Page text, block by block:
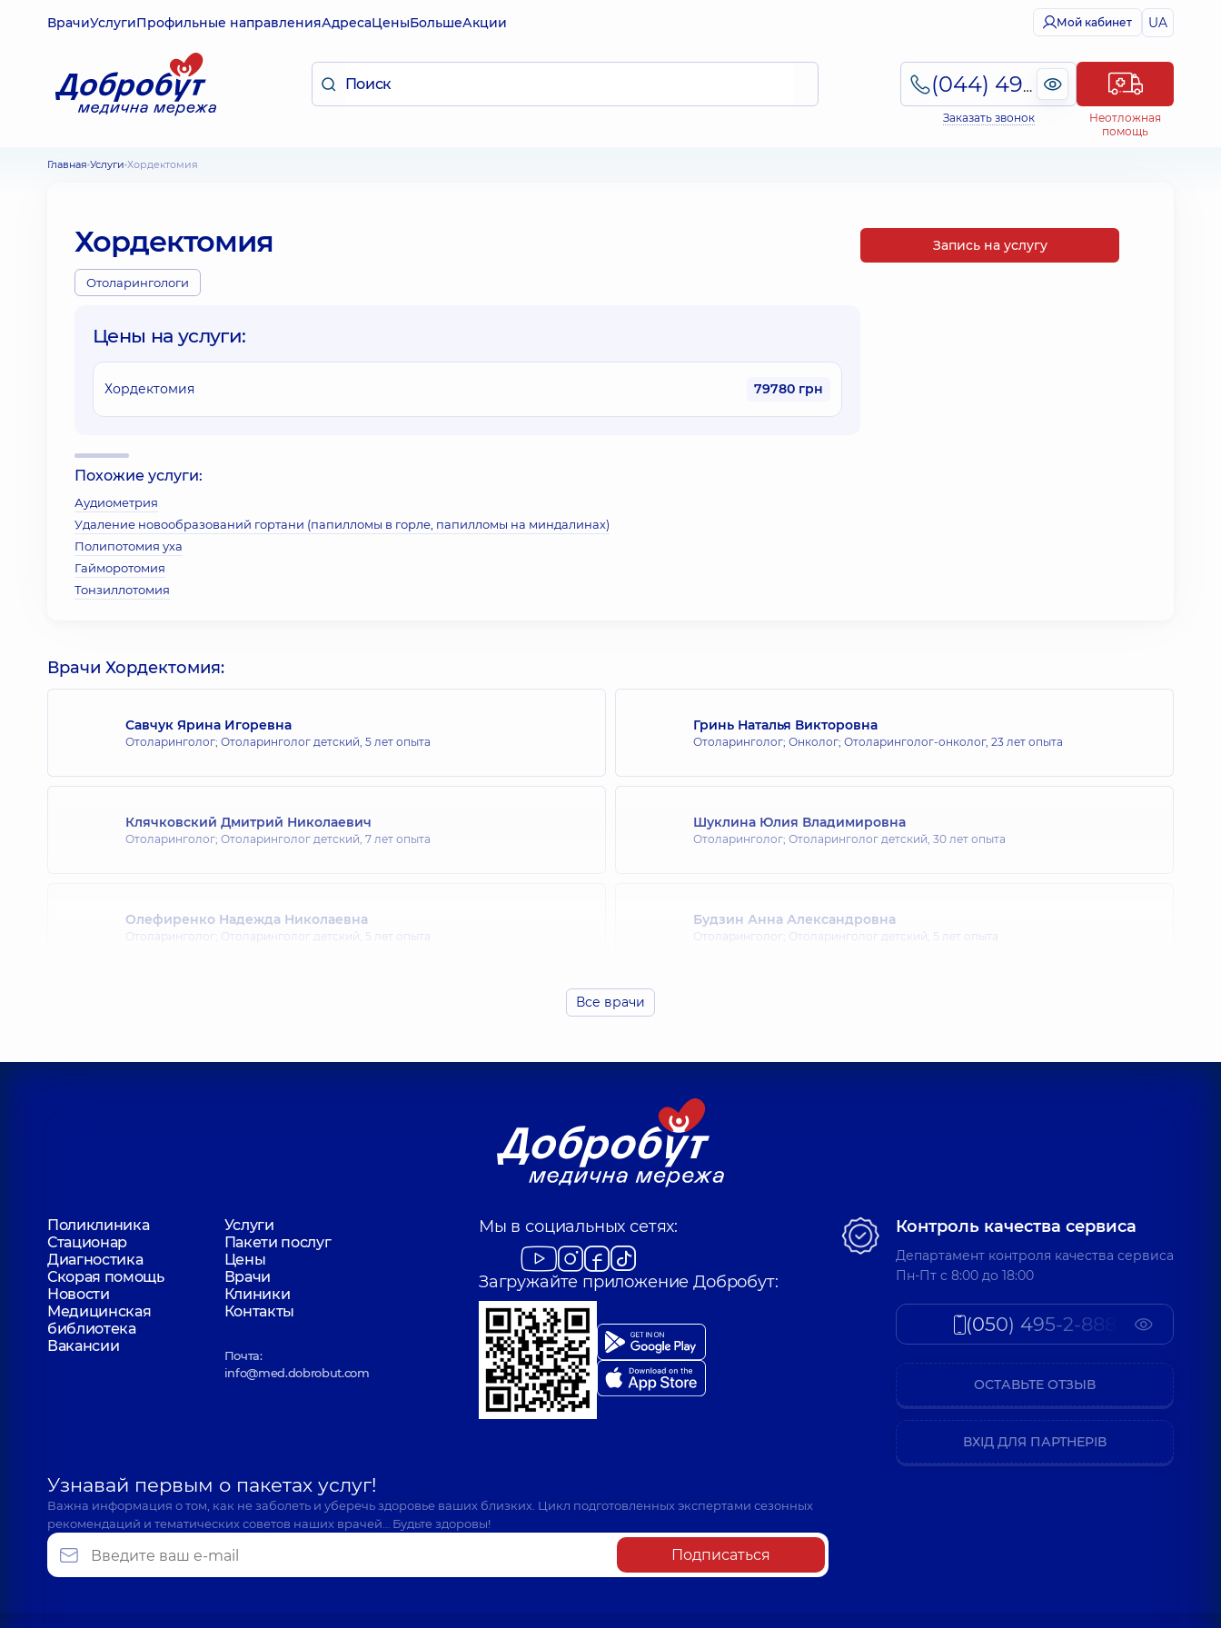
ВрачиУслугиПрофильные направленияАдресаЦеныБольшеАкции Мой кабинет UA
(044) 495-2-888
Заказать звонок
Неотложная
помощь
Главная Услуги Хордектомия
Хордектомия
Отоларингологи
Цены на услуги:
Хордектомия 79780 грн
Похожие услуги:
Аудиометрия
Удаление новообразований гортани (папилломы в горле, папилломы на миндалинах)
Полипотомия уха
Гайморотомия
Тонзиллотомия
Запись на услугу
Врачи Хордектомия:
Савчук Ярина Игоревна
Отоларинголог; Отоларинголог детский, 5 лет опыта
Гринь Наталья Викторовна
Отоларинголог; Онколог; Отоларинголог-онколог, 23 лет опыта
Клячковский Дмитрий Николаевич
Отоларинголог; Отоларинголог детский, 7 лет опыта
Шуклина Юлия Владимировна
Отоларинголог; Отоларинголог детский, 30 лет опыта
Олефиренко Надежда Николаевна
Отоларинголог; Отоларинголог детский, 5 лет опыта
Будзин Анна Александровна
Отоларинголог; Отоларинголог детский, 5 лет опыта
Все врачи
Поликлиника
Услуги
Стационар
Пакети послуг
Диагностика
Цены
Скорая помощь
Врачи
Новости
Клиники
Медицинская
библиотека
Контакты
Вакансии
Почта:
info@med.dobrobut.com
Мы в социальных сетях:
Загружайте приложение Добробут:
Узнавай первым о пакетах услуг!
Важна информация о том, как не заболеть и уберечь здоровье ваших близких. Цикл подготовленных экспертами сезонных
рекомендаций и тематических советов наших врачей… Будьте здоровы!
Подписаться
Контроль качества сервиса
Департамент контроля качества сервиса
Пн-Пт c 8:00 до 18:00
(050) 495-2-888
ОСТАВЬТЕ ОТЗЫВ
ВХІД ДЛЯ ПАРТНЕРІВ